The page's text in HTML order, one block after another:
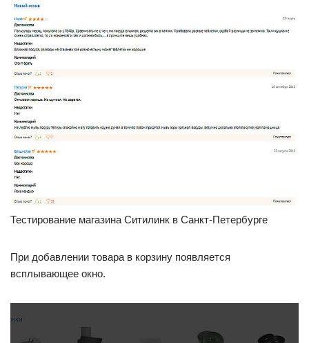
Тестирование магазина Ситилинк в Санкт-Петербурге
При добавлении товара в корзину появляется
всплывающее окно.